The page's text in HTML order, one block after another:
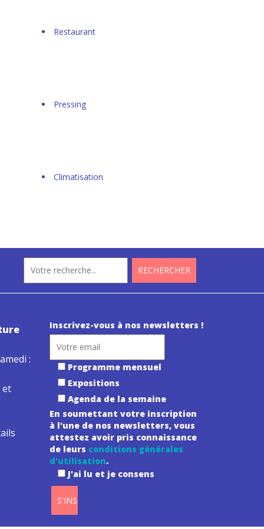
Restaurant
Pressing
Climatisation
:
et
Inscrivez-vous à nos newsletters !
Programme mensuel
Expositions
Agenda de la semaine
En soumettant votre inscription
à l'une de nos newsletters, vous
attestez avoir pris connaissance
de leurs conditions générales
d'utilisation.
J'ai lu et je consens